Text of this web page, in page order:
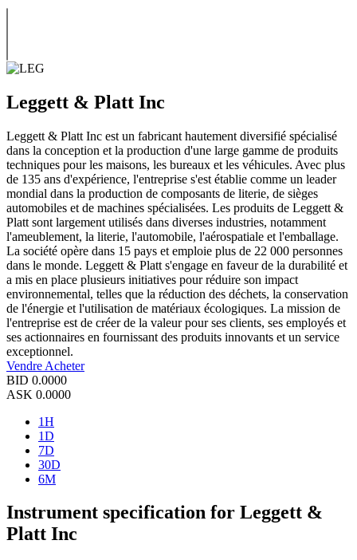
Leggett & Platt Inc
Leggett & Platt Inc est un fabricant hautement diversifié spécialisé
dans la conception et la production d'une large gamme de produits
techniques pour les maisons, les bureaux et les véhicules. Avec plus
de 135 ans d'expérience, l'entreprise s'est établie comme un leader
mondial dans la production de composants de literie, de sièges
automobiles et de machines spécialisées. Les produits de Leggett &
Platt sont largement utilisés dans diverses industries, notamment
l'ameublement, la literie, l'automobile, l'aérospatiale et l'emballage.
La société opère dans 15 pays et emploie plus de 22 000 personnes
dans le monde. Leggett & Platt s'engage en faveur de la durabilité et
a mis en place plusieurs initiatives pour réduire son impact
environnemental, telles que la réduction des déchets, la conservation
de l'énergie et l'utilisation de matériaux écologiques. La mission de
l'entreprise est de créer de la valeur pour ses clients, ses employés et
ses actionnaires en fournissant des produits innovants et un service
exceptionnel.
Vendre Acheter
BID 0.0000
ASK 0.0000
1H
1D
7D
30D
6M
Instrument specification for Leggett &
Platt Inc